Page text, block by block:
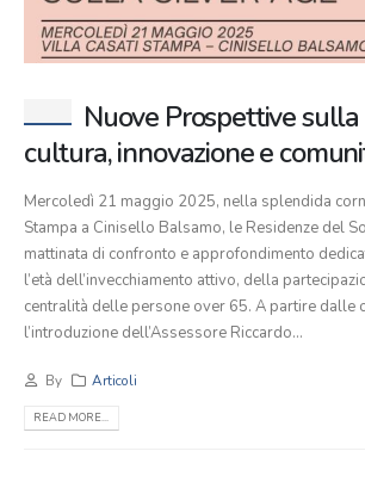
Nuove Prospettive
cultura, innovazione e
Mercoledì 21 maggio 2025, nella splendida
Stampa a Cinisello Balsamo, le Residenze del
mattinata di confronto e approfondimento
l’età dell’invecchiamento attivo, della
centralità delle persone over 65. A partire dalle
l’introduzione dell’Assessore Riccardo...
By Articoli
READ MORE...